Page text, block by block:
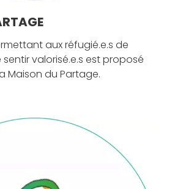
aux réfugié.e.s de
valorisé.e.s est proposé
Maison du Partage.